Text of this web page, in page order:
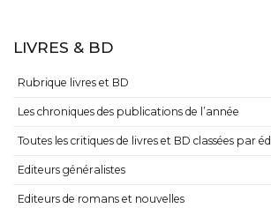
LIVRES & BD
Rubrique livres et BD
Les chroniques des publications de l’année
Toutes les critiques de livres et BD classées par
Editeurs généralistes
Editeurs de romans et nouvelles